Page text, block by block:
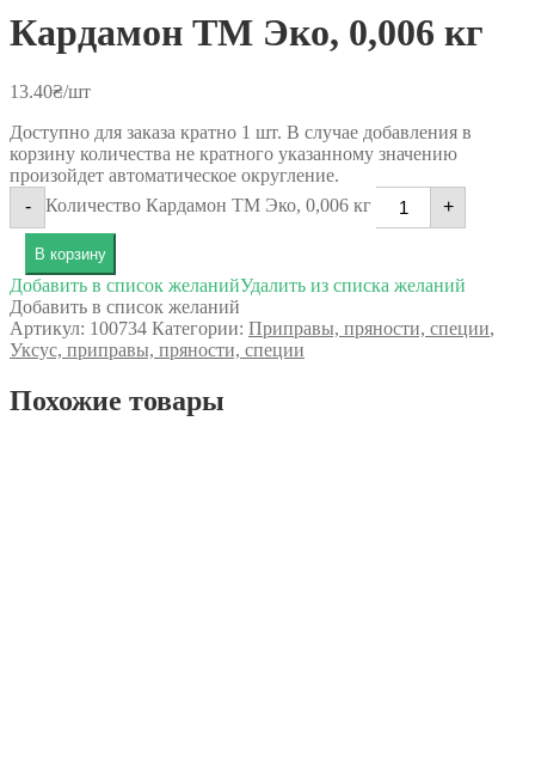
Кардамон ТМ Эко, 0,006 кг
13.40₴/шт
Доступно для заказа кратно 1 шт. В случае добавления в
корзину количества не кратного указанному значению
произойдет автоматическое округление.
-
Количество Кардамон ТМ Эко, 0,006 кг +
В корзину
Добавить в список желанийУдалить из списка желаний
Добавить в список желаний
Артикул: 100734 Категории: Приправы, пряности, специи,
Уксус, приправы, пряности, специи
Похожие товары